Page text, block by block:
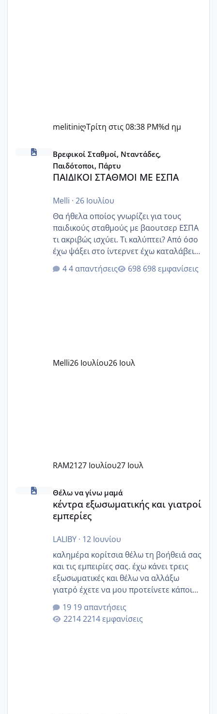
melitiniღΤρίτη στις 08:38 PM%d ημ
ΠΑΙΔΙΚΟΙ ΣΤΑΘΜΟΙ ΜΕ ΕΣΠΑ
Βρεφικοί Σταθμοί, Νταντάδες,
Παιδότοποι, Πάρτυ
ΠΑΙΔΙΚΟΙ ΣΤΑΘΜΟΙ ΜΕ ΕΣΠΑ
Melli · 26 Ιουλίου
Θα ήθελα οποίος γνωρίζει για τους
παιδικούς σταθμούς με βαουτσερ ΕΣΠΑ
τι ακριβώς ισχύει. Τι καλύπτει? Από όσο
έχω ψάξει στο ίντερνετ έχω καταλάβει
ότι το βαουτσερ καλύπτει όλα τα
δίδακτρα και τα τροφεια του ιδιωτικού
Εγώ πήγα σε έναν ιδιωτικό παιδικό στ
4 απαντήσεις 698 εμφανίσεις
Melli26 Ιουλίου26 Ιουλ
RAM2127 Ιουλίου27 Ιουλ
κέντρα εξωσωματικής και γιατροί εμπερίες
Θέλω να γίνω μαμά
κέντρα εξωσωματικής και γιατροί
εμπερίες
LALIBY· 12 Ιουνίου
καλημέρα κορίτσια θέλω τη βοήθειά σας
και τις εμπειρίες σας. έχω κάνει τρεις
εξωσωματικές και θέλω να αλλάξω
γιατρό έχετε να μου προτείνετε κάποιον
που μείνατε ευχαριστημένες και είχατε
επιιτυχία? έκανα στο υγεία με τον
ζερβομανωλάκη (δεν το εψαξε καθόλου
19 απαντήσεις
2214 εμφανίσεις